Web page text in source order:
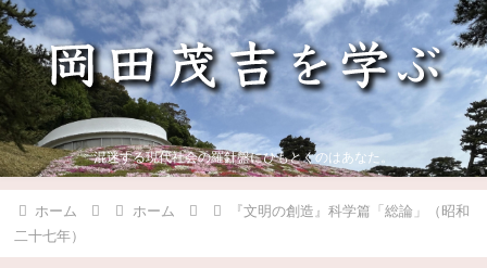
混迷する現代社会の羅針盤にひもとくのはあなた。
ホーム ホーム
『文明の創造』科学篇「総論」（昭和
二十七年）